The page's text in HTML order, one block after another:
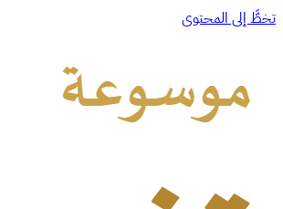
تخطَّ إلى المحتوى